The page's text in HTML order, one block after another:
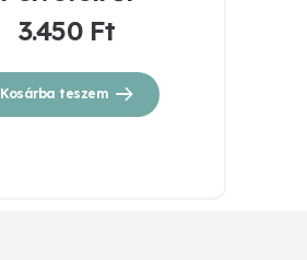
3.450 Ft
Kosárba teszem